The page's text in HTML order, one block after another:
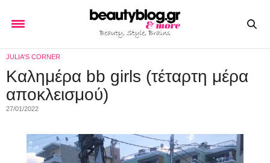
JULIA'S CORNER
Kαλημέρα bb girls (τέταρτη μέρα
αποκλεισμού)
27/01/2022